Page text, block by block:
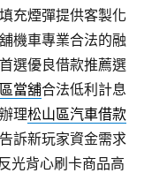
充煙彈提供客製化
機車專業合法的融
選優良借款推薦選
當舖合法低利計息
理松山區汽車借款
訴新玩家資金需求
光背心刷卡商品高